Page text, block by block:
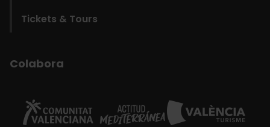
Tickets & Tours
Colabora